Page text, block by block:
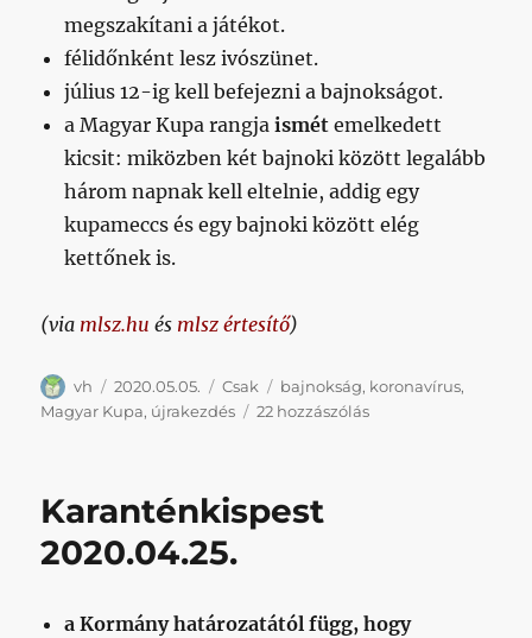
megszakítani a játékot.
félidőnként lesz ivószünet.
július 12-ig kell befejezni a bajnokságot.
a Magyar Kupa rangjaismét emelkedett
kicsit: miközben két bajnoki között legalább
három napnak kell eltelnie, addig egy
kupameccs és egy bajnoki között elég
kettőnek is.
(via mlsz.hu és mlsz értesítő)
Szerző
vh Közzétéve
2020.05.05. Kategória
Csak Címke
bajnokság, koronavírus,
Magyar Kupa, újrakezdés 22 hozzászólásKupameccsel
Karanténkispest
2020.04.25.
a Kormány határozatától függ, hogy